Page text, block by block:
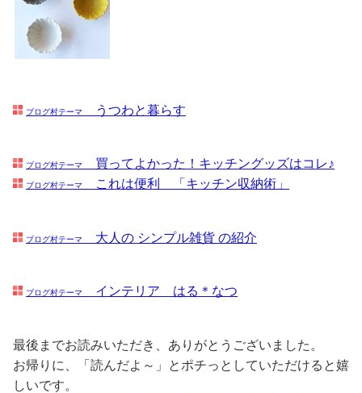
ブログ村テーマ うつわと暮らす
ブログ村テーマ 買ってよかった！キッチングッズはコレ♪
ブログ村テーマ これは便利 「キッチン収納術」
ブログ村テーマ 大人の シンプル雑貨 の紹介
ブログ村テーマ インテリア はる＊なつ
最後までお読みいただき、ありがとうございました。
お帰りに、「読んだよ～」とポチっとしていただけると嬉
しいです。